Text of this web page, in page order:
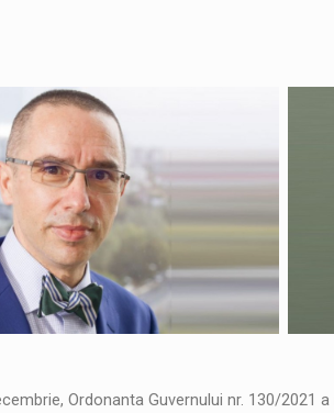
Ordonanta Guvernului nr. 130/